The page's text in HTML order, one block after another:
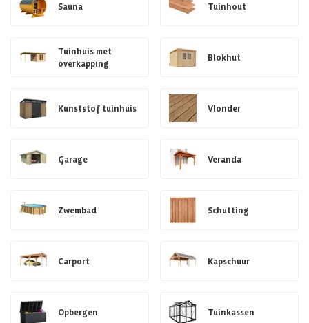
Sauna Tuinhout
Tuinhuis met
overkapping
Blokhut
Kunststof tuinhuis Vlonder
Garage Veranda
Zwembad Schutting
Carport Kapschuur
Opbergen Tuinkassen